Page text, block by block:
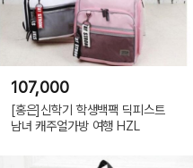
107,000
[홍은]신학기 학생백팩 딕피스트
남녀 캐주얼가방 여행 HZL